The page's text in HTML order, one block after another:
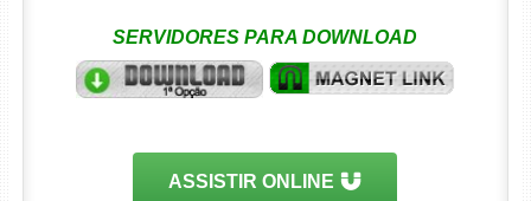
SERVIDORES PARA DOWNLOAD
ASSISTIR ONLINE